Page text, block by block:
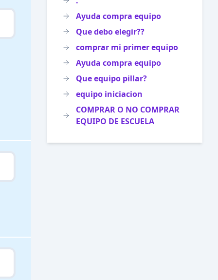
Ayuda compra equipo
Que debo elegir??
comprar mi primer equipo
Ayuda compra equipo
Que equipo pillar?
equipo iniciacion
COMPRAR O NO COMPRAR
EQUIPO DE ESCUELA